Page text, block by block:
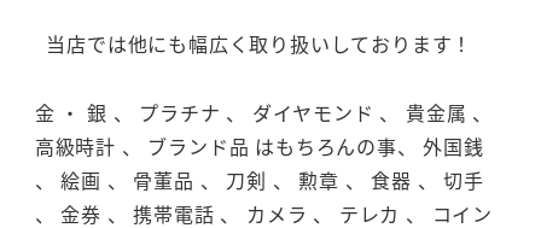
当店では他にも幅広く取り扱いしております！
金 ・ 銀 、 プラチナ 、 ダイヤモンド 、 貴金属 、
高級時計 、 ブランド品 はもちろんの事、 外国銭
、 絵画 、 骨董品 、 刀剣 、 勲章 、 食器 、 切手
、 金券 、 携帯電話 、 カメラ 、 テレカ 、 コイン